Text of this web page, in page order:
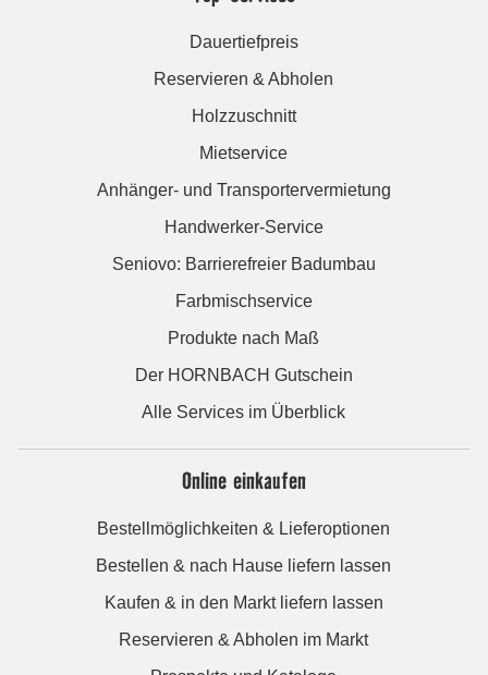
Dauertiefpreis
Reservieren & Abholen
Holzzuschnitt
Mietservice
Anhänger- und Transportervermietung
Handwerker-Service
Seniovo: Barrierefreier Badumbau
Farbmischservice
Produkte nach Maß
Der HORNBACH Gutschein
Alle Services im Überblick
Online einkaufen
Bestellmöglichkeiten & Lieferoptionen
Bestellen & nach Hause liefern lassen
Kaufen & in den Markt liefern lassen
Reservieren & Abholen im Markt